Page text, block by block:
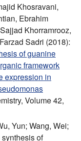
Khosravani,
Ebrahim
Khorramrooz,
Sadri (2018):
of guanine
framework
expression in
Volume 42,
Yun; Wang, Wei;
of